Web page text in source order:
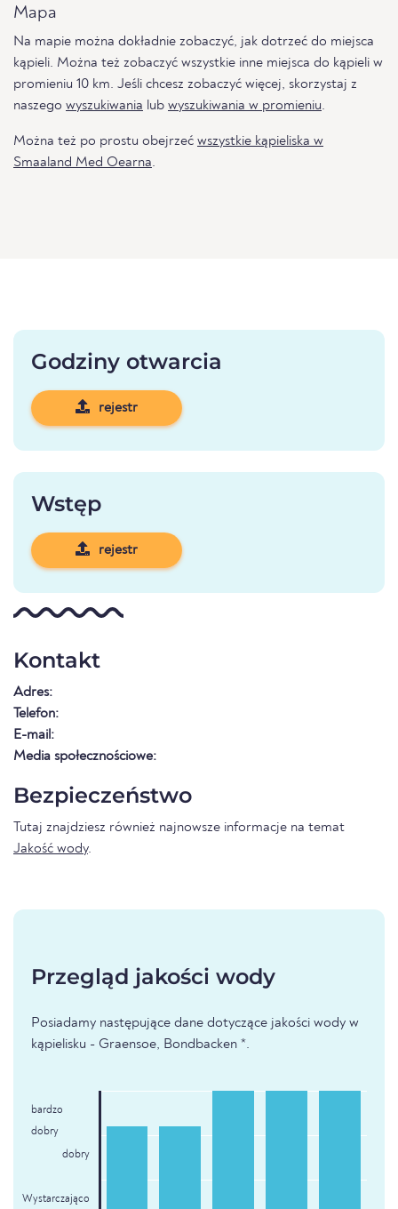
Mapa
Na mapie można dokładnie zobaczyć, jak dotrzeć do miejsca
kąpieli. Można też zobaczyć wszystkie inne miejsca do kąpieli w
promieniu 10 km. Jeśli chcesz zobaczyć więcej, skorzystaj z
naszego wyszukiwania lub wyszukiwania w promieniu.
Można też po prostu obejrzeć wszystkie kąpieliska w
Smaaland Med Oearna.
Godziny otwarcia
rejestr
Wstęp
rejestr
Kontakt
Adres:
Telefon:
E-mail:
Media społecznościowe:
Bezpieczeństwo
Tutaj znajdziesz również najnowsze informacje na temat
Jakość wody.
Przegląd jakości wody
Posiadamy następujące dane dotyczące jakości wody w
kąpielisku - Graensoe, Bondbacken *.
bardzo
dobry
dobry
Wystarczająco